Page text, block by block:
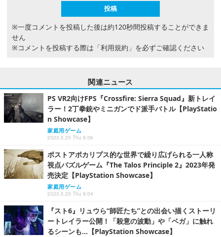
※一度コメントを投稿した後は約120秒間投稿することができま
せん
※コメントを投稿する際は 「利用規約」 を必ずご確認ください
関連ニュース
PS VR2向けFPS『Crossfire: Sierra Squad』新トレイ
ラー！2丁拳銃やミニガンでド派手バトル【PlayStatio
n Showcase】
家庭用ゲーム
2023.5.25 Thu 6:06
ポストアポカリプス的な世界で繰り広げられる一人称
視点パズルゲーム『The Talos Principle 2』2023年発
売決定【PlayStation Showcase】
家庭用ゲーム
2023.5.25 Thu 6:04
『スト6』リュウら“師匠たち”との出会い描くストーリ
ートレイラー公開！「殺意の波動」や「ベガ」に触れ
るシーンも…【PlayStation Showcase】